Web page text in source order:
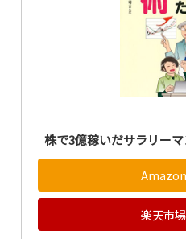
株で3億稼いだサラリー
楽天市